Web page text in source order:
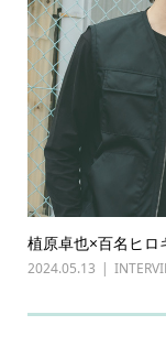
植原卓也×百名ヒロ
2024.05.13